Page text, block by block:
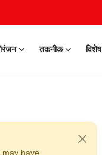
तकनीक विशेष
have